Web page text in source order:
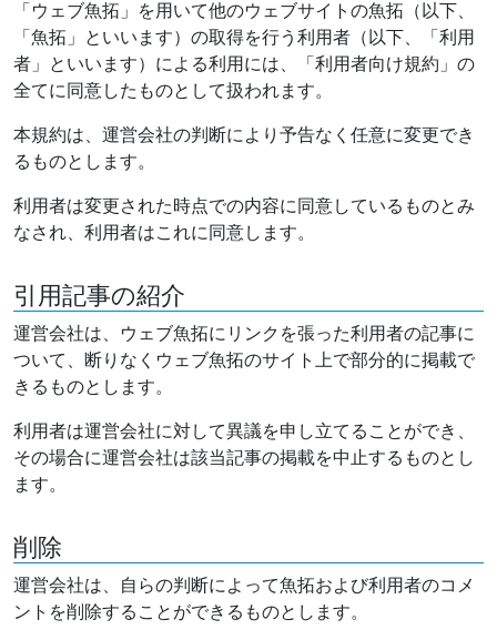
「ウェブ魚拓」を用いて他のウェブサイトの魚拓（以下、
「魚拓」といいます）の取得を行う利用者（以下、「利用
者」といいます）による利用には、「利用者向け規約」の
全てに同意したものとして扱われます。
本規約は、運営会社の判断により予告なく任意に変更でき
るものとします。
利用者は変更された時点での内容に同意しているものとみ
なされ、利用者はこれに同意します。
引用記事の紹介
運営会社は、ウェブ魚拓にリンクを張った利用者の記事に
ついて、断りなくウェブ魚拓のサイト上で部分的に掲載で
きるものとします。
利用者は運営会社に対して異議を申し立てることができ、
その場合に運営会社は該当記事の掲載を中止するものとし
ます。
削除
運営会社は、自らの判断によって魚拓および利用者のコメ
ントを削除することができるものとします。